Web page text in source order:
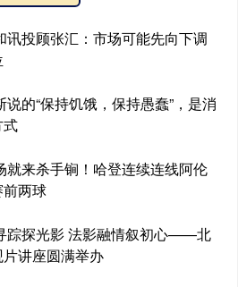
讯投顾张汇：市场可能先向下调
的“保持饥饿，保持愚蠢”，是消
式
就来杀手锏！哈登连续连线阿伦
两球
踪探光影 法影融情叙初心——北
讲座圆满举办